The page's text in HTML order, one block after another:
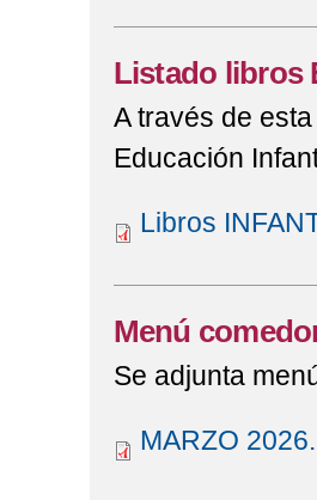
Listado libros
A través de
Educación
Libros
Menú
Se adjunta
MARZO